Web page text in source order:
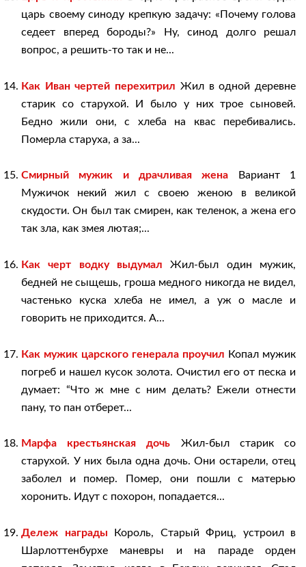
царь своему синоду крепкую задачу: «Почему голова
седеет вперед бороды?» Ну, синод долго решал
вопрос, а решить-то так и не...
Как Иван чертей перехитрил Жил в одной деревне
старик со старухой. И было у них трое сыновей.
Бедно жили они, с хлеба на квас перебивались.
Померла старуха, а за...
Смирный мужик и драчливая жена Вариант 1
Мужичок некий жил с своею женою в великой
скудости. Он был так смирен, как теленок, а жена его
так зла, как змея лютая;...
Как черт водку выдумал Жил-был один мужик,
бедней не сыщешь, гроша медного никогда не видел,
частенько куска хлеба не имел, а уж о масле и
говорить не приходится. А...
Как мужик царского генерала проучил Копал мужик
погреб и нашел кусок золота. Очистил его от песка и
думает: “Что ж мне с ним делать? Ежели отнести
пану, то пан отберет...
Марфа крестьянская дочь Жил-был старик со
старухой. У них была одна дочь. Они остарели, отец
заболел и помер. Помер, они пошли с матерью
хоронить. Идут с похорон, попадается...
Дележ награды Король, Старый Фриц, устроил в
Шарлоттенбурхе маневры и на параде орден